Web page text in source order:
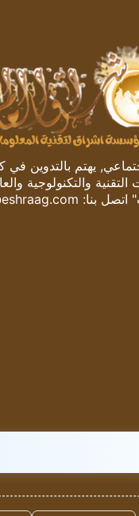
يهتم بالتدوين في
والتكنولوجية
اتصل بنا: